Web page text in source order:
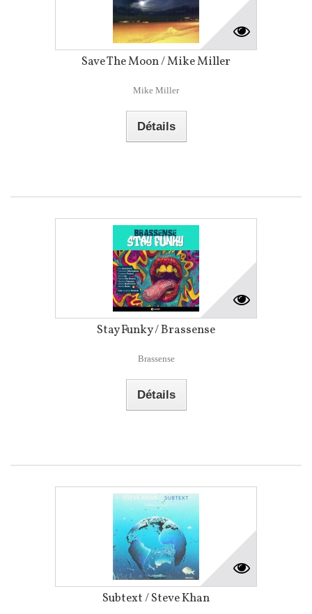
Save The Moon / Mike Miller
Mike Miller
Détails
Stay Funky / Brassense
Brassense
Détails
Subtext / Steve Khan